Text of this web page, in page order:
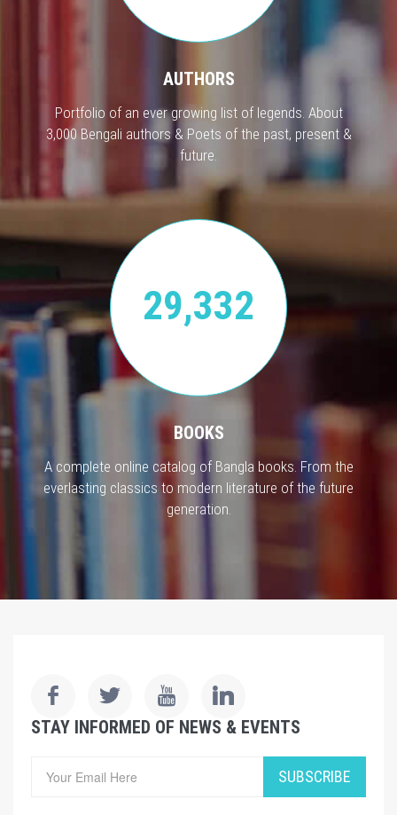
AUTHORS
Portfolio of an ever growing list of legends. About
3,000 Bengali authors & Poets of the past, present &
future.
29,332
BOOKS
A complete online catalog of Bangla books. From the
everlasting classics to modern literature of the future
generation.
STAY INFORMED OF NEWS & EVENTS
SUBSCRIBE